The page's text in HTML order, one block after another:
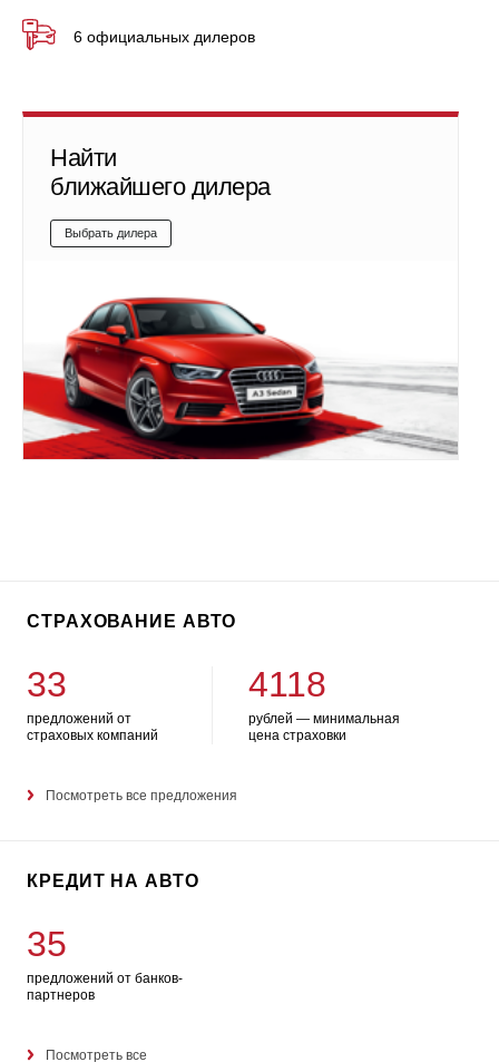
6 официальных дилеров
Найти
ближайшего дилера
Выбрать дилера
СТРАХОВАНИЕ АВТО
33
предложений от
страховых компаний
4118
рублей — минимальная
цена страховки
Посмотреть все предложения
КРЕДИТ НА АВТО
35
предложений от банков-
партнеров
Посмотреть все